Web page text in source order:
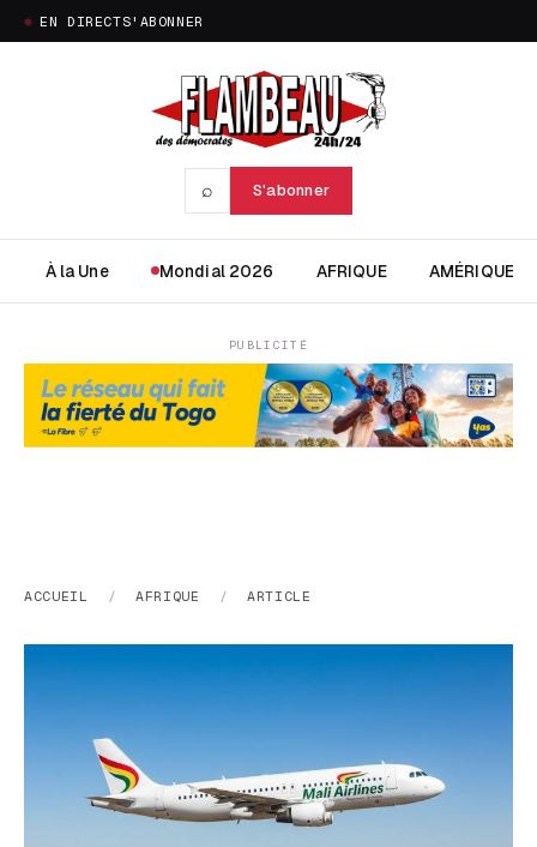
EN DIRECTS'ABONNER
⌕ S'abonner
À la Une Mondial 2026 AFRIQUE AMÉRIQUE
PUBLICITÉ
ACCUEIL / AFRIQUE / ARTICLE